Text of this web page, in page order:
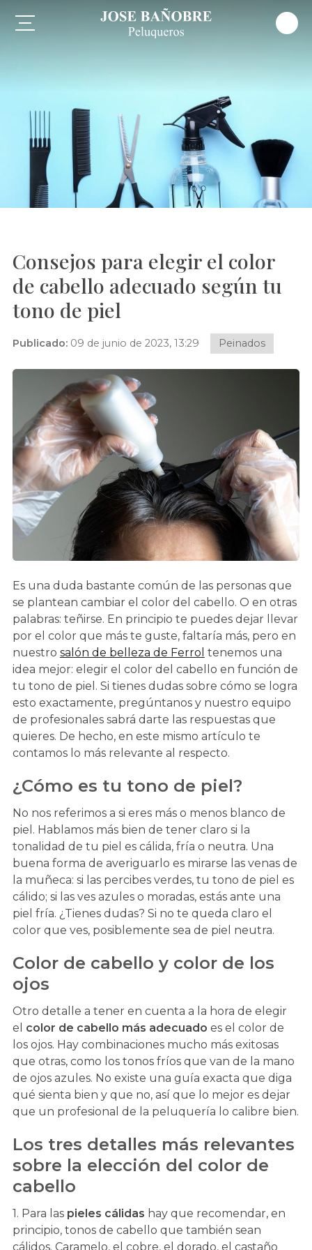
Consejos para elegir el color
de cabello adecuado según tu
tono de piel
Publicado: 09 de junio de 2023, 13:29 Peinados
Es una duda bastante común de las personas que
se plantean cambiar el color del cabello. O en otras
palabras: teñirse. En principio te puedes dejar llevar
por el color que más te guste, faltaría más, pero en
nuestro salón de belleza de Ferrol tenemos una
idea mejor: elegir el color del cabello en función de
tu tono de piel. Si tienes dudas sobre cómo se logra
esto exactamente, pregúntanos y nuestro equipo
de profesionales sabrá darte las respuestas que
quieres. De hecho, en este mismo artículo te
contamos lo más relevante al respecto.
¿Cómo es tu tono de piel?
No nos referimos a si eres más o menos blanco de
piel. Hablamos más bien de tener claro si la
tonalidad de tu piel es cálida, fría o neutra. Una
buena forma de averiguarlo es mirarse las venas de
la muñeca: si las percibes verdes, tu tono de piel es
cálido; si las ves azules o moradas, estás ante una
piel fría. ¿Tienes dudas? Si no te queda claro el
color que ves, posiblemente sea de piel neutra.
Color de cabello y color de los
ojos
Otro detalle a tener en cuenta a la hora de elegir
el color de cabello más adecuado es el color de
los ojos. Hay combinaciones mucho más exitosas
que otras, como los tonos fríos que van de la mano
de ojos azules. No existe una guía exacta que diga
qué sienta bien y que no, así que lo mejor es dejar
que un profesional de la peluquería lo calibre bien.
Los tres detalles más relevantes
sobre la elección del color de
cabello
1. Para las pieles cálidas hay que recomendar, en
principio, tonos de cabello que también sean
cálidos. Caramelo, el cobre, el dorado, el castaño